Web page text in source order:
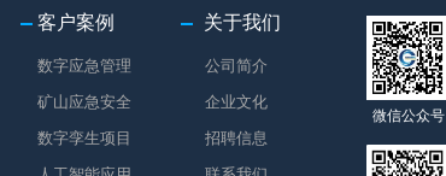
客户案例 关于我们
微信公众号
公司简介
企业文化
招聘信息
数字应急管理
矿山应急安全
数字孪生项目